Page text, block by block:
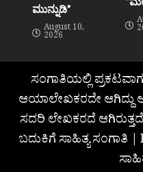
ಮುನ್ನುಡಿ”
August 10,
2026
ಸಂಗಾತಿಯಲ್ಲಿ
ಆಯಾಲೇಖಕರದೇ
ಸದರಿ ಲೇಖಕರದೆ
ಬದುಕಿಗೆ ಸಾಹಿತ್ಯ ಸಂಗಾತಿ